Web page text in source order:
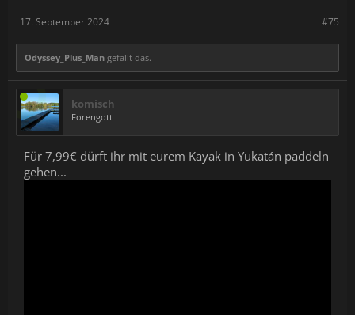
#75
17. September 2024
Odyssey_Plus_Man gefällt das.
komisch
Forengott
Für 7,99€ dürft ihr mit eurem Kayak in Yukatán paddeln
gehen...